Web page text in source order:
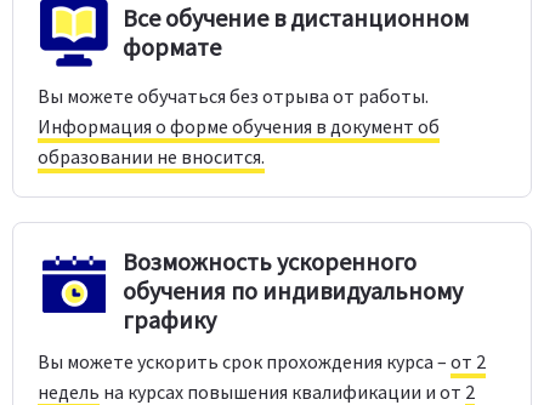
Все обучение в дистанционном
формате
Вы можете обучаться без отрыва от работы.
Информация о форме обучения в документ об
образовании не вносится.
Возможность ускоренного
обучения по индивидуальному
графику
Вы можете ускорить срок прохождения курса – от 2
недель на курсах повышения квалификации и от 2